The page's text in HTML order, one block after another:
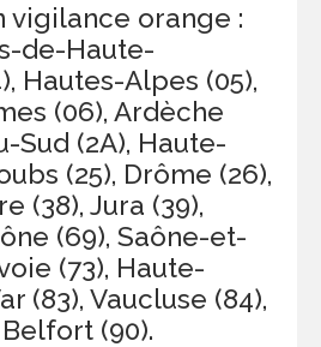
vigilance orange :
de-Haute-
Hautes-Alpes (05),
(06), Ardèche
Sud (2A), Haute-
(25), Drôme (26),
(38), Jura (39),
(69), Saône-et-
(73), Haute-
(83), Vaucluse (84),
(90).